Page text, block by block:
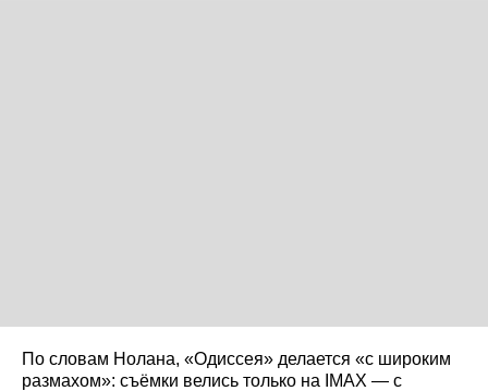
По словам Нолана, «Одиссея» делается «с широким
размахом»: съёмки велись только на IMAX — с